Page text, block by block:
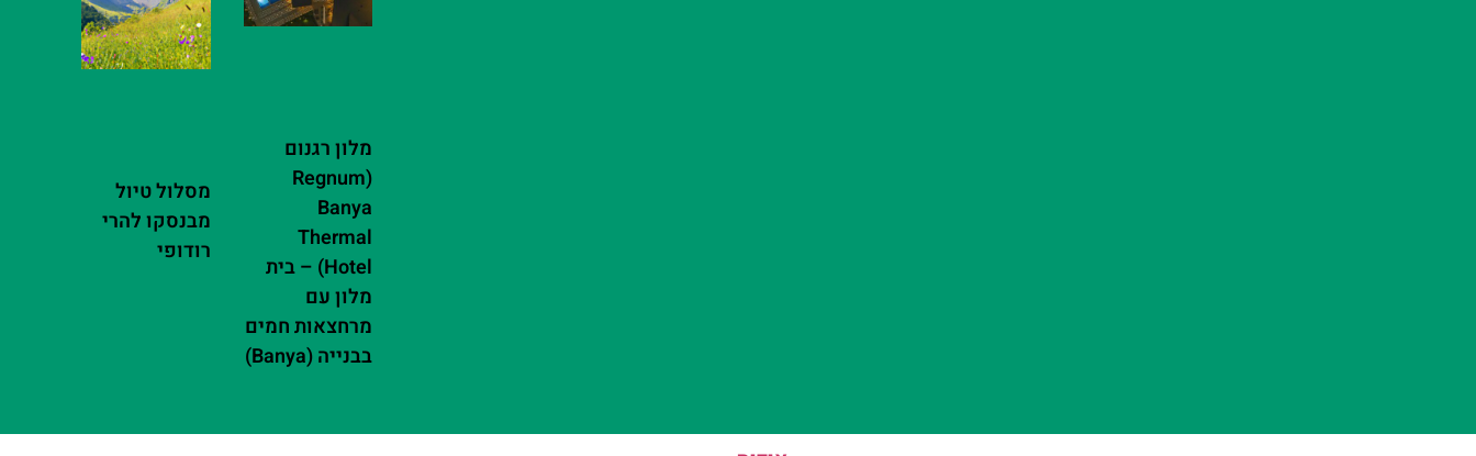
מלון רגנום
(Regnum
Banya
Thermal
Hotel) – בית
מלון עם
מרחצאות חמים
בבנייה (Banya)
מסלול טיול
מבנסקו להרי
רודופי